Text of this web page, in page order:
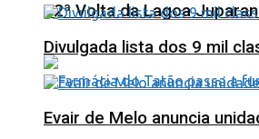
12ª Volta da Lagoa
Divulgada lista dos 9 mil
Evair de Melo anuncia